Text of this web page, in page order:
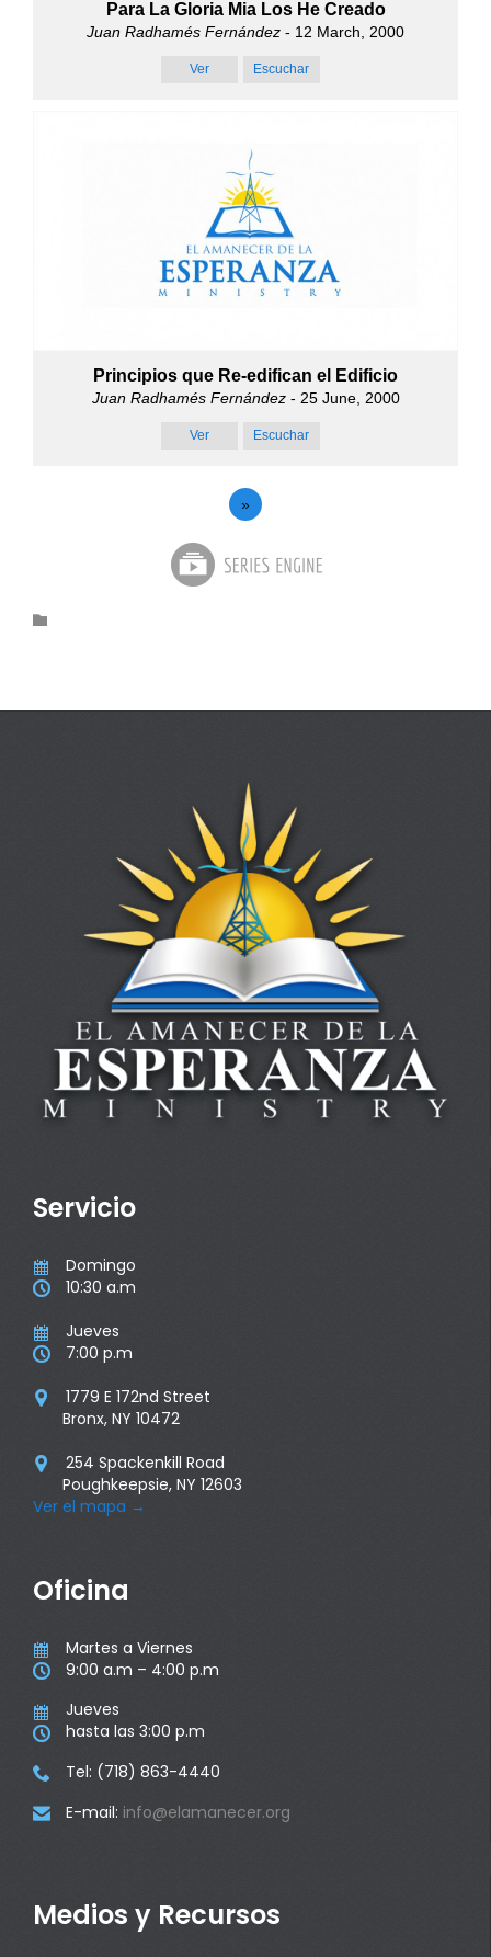
Para La Gloria Mia Los He Creado
Juan Radhamés Fernández - 12 March, 2000
Ver Escuchar
Principios que Re-edifican el Edificio
Juan Radhamés Fernández- 25 June, 2000
Ver Escuchar
»

Servicio
 Domingo
 10:30 a.m
 Jueves
 7:00 p.m

1779 E 172nd Street
Bronx, NY 10472

254 Spackenkill Road
Poughkeepsie, NY 12603
Ver el mapa →
Oficina
 Martes a Viernes
 9:00 a.m – 4:00 p.m
 Jueves
 hasta las 3:00 p.m
 Tel: (718) 863-4440
 E-mail: info@elamanecer.org
Medios y Recursos